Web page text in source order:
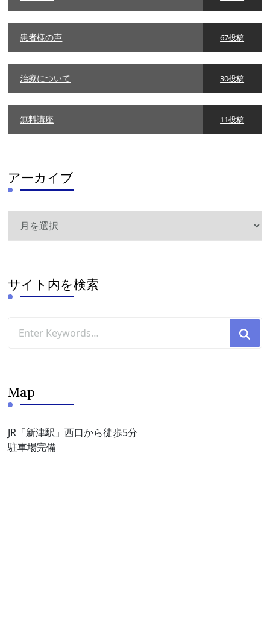
患者様の声 67投稿
治療について 30投稿
無料講座 11投稿
アーカイブ
サイト内を検索
for
Map
JR「新津駅」西口から徒歩5分
駐車場完備